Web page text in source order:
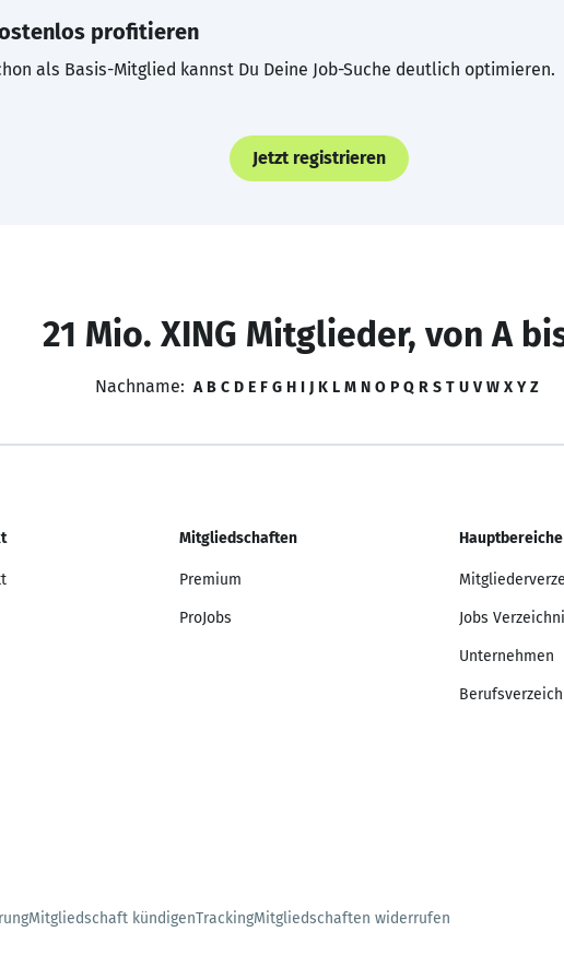
profitieren
als Basis-Mitglied kannst Du Deine Job-Suche deutlich optimieren.
Jetzt registrieren
21 Mio. XING Mitglieder, von A
Nachname: A B C D E F G H I J K L M N O P Q R S T U V W X Y Z
Mitgliedschaften
Premium
ProJobs
Hauptbereiche
Jobs
Unternehmen
Mitgliedschaft kündigenTrackingMitgliedschaften widerrufen